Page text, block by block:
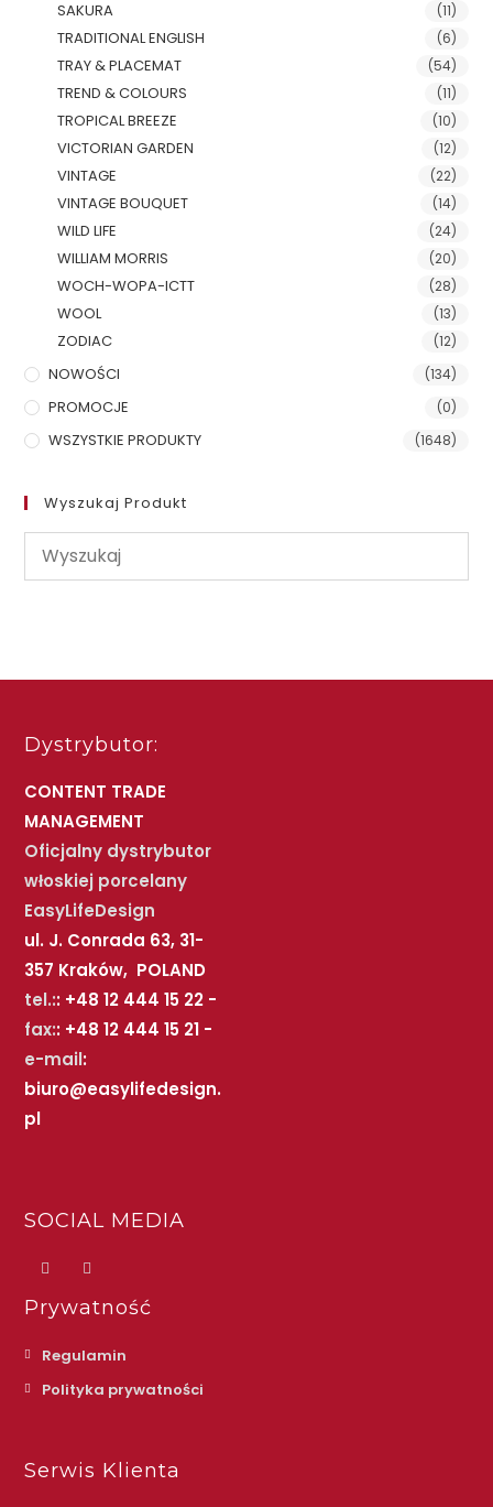
SAKURA (11)
TRADITIONAL ENGLISH (6)
TRAY & PLACEMAT (54)
TREND & COLOURS (11)
TROPICAL BREEZE (10)
VICTORIAN GARDEN (12)
VINTAGE (22)
VINTAGE BOUQUET (14)
WILD LIFE (24)
WILLIAM MORRIS (20)
WOCH-WOPA-ICTT (28)
WOOL (13)
ZODIAC (12)
NOWOŚCI (134)
PROMOCJE (0)
WSZYSTKIE PRODUKTY (1648)
Wyszukaj Produkt
Dystrybutor:
CONTENT TRADE
MANAGEMENT
Oficjalny dystrybutor
włoskiej porcelany
EasyLifeDesign
ul. J. Conrada 63, 31-
357 Kraków, POLAND
tel.:: +48 12 444 15 22 -
fax:: +48 12 444 15 21 -
e-mail:
biuro@easylifedesign.
pl
SOCIAL MEDIA
Prywatność
Regulamin
Polityka prywatności
Serwis Klienta